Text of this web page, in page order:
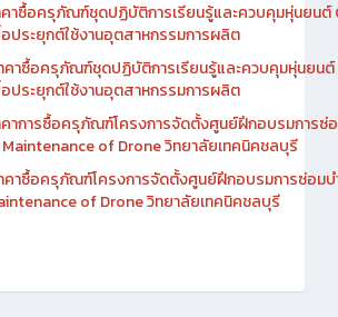
คาซื้อครุภัณฑ์ชุดปฏิบัติการเรียนรู้และควบคุมหุ่นยน
อประยุกต์ใช้งานอุตสาหกรรมการผลิต
คาซื้อครุภัณฑ์ชุดปฏิบัติการเรียนรู้และควบคุมหุ่นยน
อประยุกต์ใช้งานอุตสาหกรรมการผลิต
คาการซื้อครุภัณฑ์โครงการจัดตั้งศูนย์ฝึกอบรมการซ่
Maintenance of Drone วิทยาลัยเทคนิคชลบุรี
คาซื้อครุภัณฑ์โครงการจัดตั้งศูนย์ฝึกอบรมการซ่อมบ
of Drone วิทยาลัยเทคนิคชลบุรี